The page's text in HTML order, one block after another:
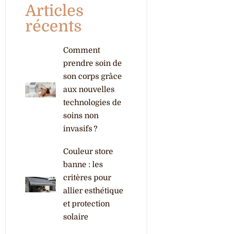
Articles
récents
Comment
prendre soin de
son corps grâce
aux nouvelles
technologies de
soins non
invasifs ?
Couleur store
banne : les
critères pour
allier esthétique
et protection
solaire